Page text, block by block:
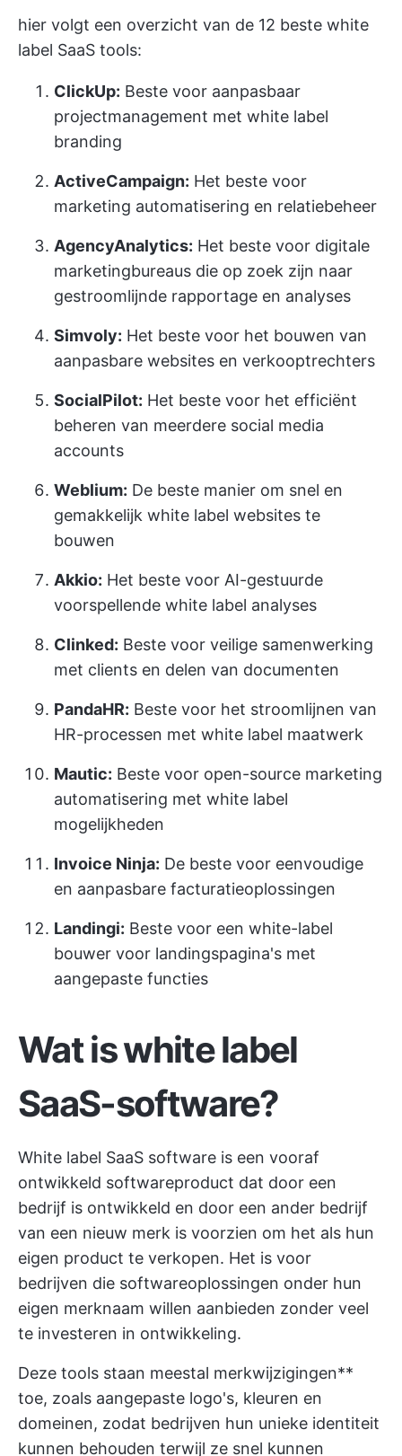
hier volgt een overzicht van de 12 beste white
label SaaS tools:
ClickUp: Beste voor aanpasbaar
projectmanagement met white label
branding
ActiveCampaign: Het beste voor
marketing automatisering en relatiebeheer
AgencyAnalytics: Het beste voor digitale
marketingbureaus die op zoek zijn naar
gestroomlijnde rapportage en analyses
Simvoly: Het beste voor het bouwen van
aanpasbare websites en verkooptrechters
SocialPilot: Het beste voor het efficiënt
beheren van meerdere social media
accounts
Weblium: De beste manier om snel en
gemakkelijk white label websites te
bouwen
Akkio: Het beste voor AI-gestuurde
voorspellende white label analyses
Clinked: Beste voor veilige samenwerking
met clients en delen van documenten
PandaHR: Beste voor het stroomlijnen van
HR-processen met white label maatwerk
Mautic: Beste voor open-source marketing
automatisering met white label
mogelijkheden
Invoice Ninja: De beste voor eenvoudige
en aanpasbare facturatieoplossingen
Landingi: Beste voor een white-label
bouwer voor landingspagina's met
aangepaste functies
Wat is white label
SaaS-software?
White label SaaS software is een vooraf
ontwikkeld softwareproduct dat door een
bedrijf is ontwikkeld en door een ander bedrijf
van een nieuw merk is voorzien om het als hun
eigen product te verkopen. Het is voor
bedrijven die softwareoplossingen onder hun
eigen merknaam willen aanbieden zonder veel
te investeren in ontwikkeling.
Deze tools staan meestal merkwijzigingen**
toe, zoals aangepaste logo's, kleuren en
domeinen, zodat bedrijven hun unieke identiteit
kunnen behouden terwijl ze snel kunnen